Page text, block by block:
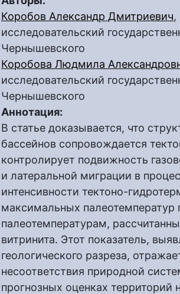
Коробов Александр Дмитриевич,
исследовательский
Чернышевского
Коробова Людмила
исследовательский
Чернышевского
Аннотация:
В статье доказывается, что
бассейнов сопровождается
контролирует подвижность
и латеральной миграции в
интенсивности тектоно-
максимальных палеотемператур
палеотемпературам,
витринита. Этот показатель,
геологического разреза,
несоответствия природной
прогнозных оценках